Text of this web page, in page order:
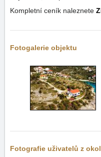
Kompletní ceník naleznete
Fotogalerie objektu
Fotografie uživatelů z